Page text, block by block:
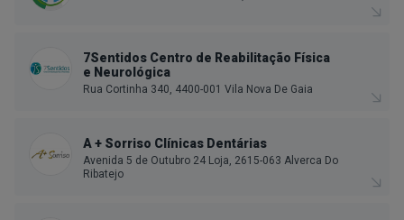
7Sentidos Centro de Reabilitação Física
e Neurológica
Rua Cortinha 340, 4400-001 Vila Nova De Gaia
A + Sorriso Clínicas Dentárias
Avenida 5 de Outubro 24 Loja, 2615-063 Alverca Do
Ribatejo